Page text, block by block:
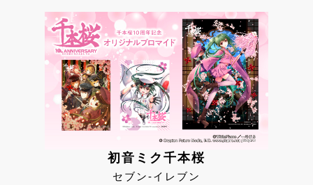
初音ミク千本桜
セブン-イレブン